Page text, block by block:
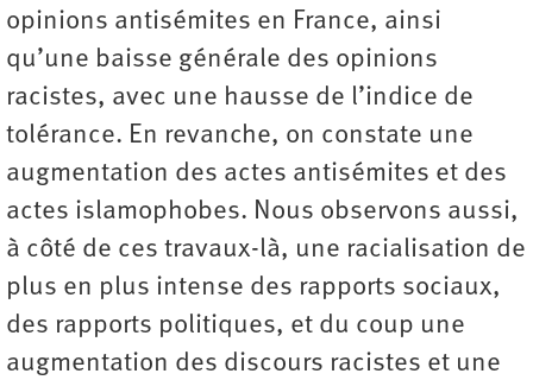
opinions antisémites en France, ainsi
qu’une baisse générale des opinions
racistes, avec une hausse de l’indice de
tolérance. En revanche, on constate une
augmentation des actes antisémites et des
actes islamophobes. Nous observons aussi,
à côté de ces travaux-là, une racialisation de
plus en plus intense des rapports sociaux,
des rapports politiques, et du coup une
augmentation des discours racistes et une